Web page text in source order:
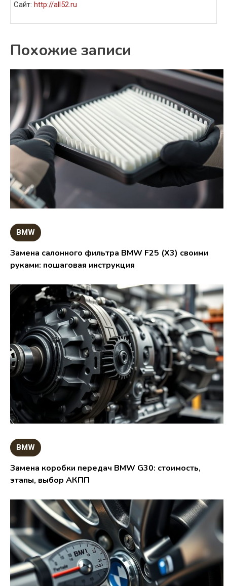
Сайт: http://all52.ru
Похожие записи
BMW
Замена салонного фильтра BMW F25 (X3) своими
руками: пошаговая инструкция
BMW
Замена коробки передач BMW G30: стоимость,
этапы, выбор АКПП